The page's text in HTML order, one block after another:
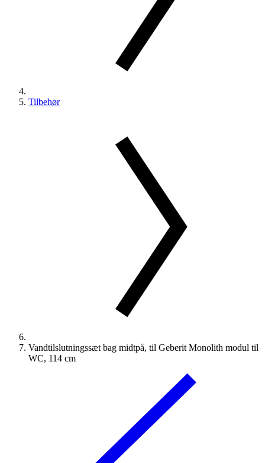
Tilbehør
Vandtilslutningssæt bag midtpå, til Geberit Monolith modul til
WC, 114 cm